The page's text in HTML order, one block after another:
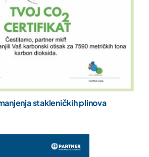
stakleničkih plinova